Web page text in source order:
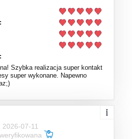
Szybka realizacja super kontakt
super wykonane. Napewno
2026-07-11